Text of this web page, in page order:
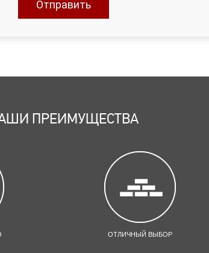
ПРЕИМУЩЕСТВА
ОТЛИЧНЫЙ ВЫБОР